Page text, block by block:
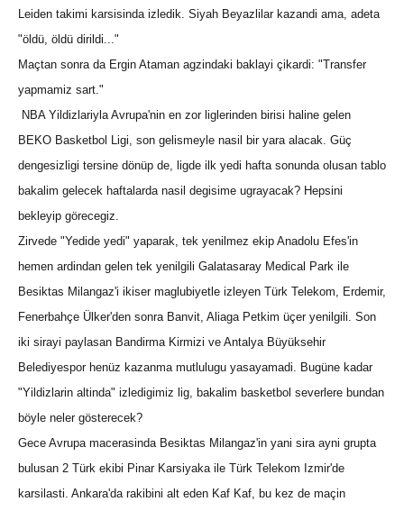
Leiden takimi karsisinda izledik. Siyah Beyazlilar kazandi ama, adeta
"öldü, öldü dirildi..."
Maçtan sonra da Ergin Ataman agzindaki baklayi çikardi: "Transfer
yapmamiz sart."
NBA Yildizlariyla Avrupa'nin en zor liglerinden birisi haline gelen
BEKO Basketbol Ligi, son gelismeyle nasil bir yara alacak. Güç
dengesizligi tersine dönüp de, ligde ilk yedi hafta sonunda olusan tablo
bakalim gelecek haftalarda nasil degisime ugrayacak? Hepsini
bekleyip görecegiz.
Zirvede "Yedide yedi" yaparak, tek yenilmez ekip Anadolu Efes'in
hemen ardindan gelen tek yenilgili Galatasaray Medical Park ile
Besiktas Milangaz'i ikiser maglubiyetle izleyen Türk Telekom, Erdemir,
Fenerbahçe Ülker'den sonra Banvit, Aliaga Petkim üçer yenilgili. Son
iki sirayi paylasan Bandirma Kirmizi ve Antalya Büyüksehir
Belediyespor henüz kazanma mutlulugu yasayamadi. Bugüne kadar
"Yildizlarin altinda" izledigimiz lig, bakalim basketbol severlere bundan
böyle neler gösterecek?
Gece Avrupa macerasinda Besiktas Milangaz'in yani sira ayni grupta
bulusan 2 Türk ekibi Pinar Karsiyaka ile Türk Telekom Izmir'de
karsilasti. Ankara'da rakibini alt eden Kaf Kaf, bu kez de maçin